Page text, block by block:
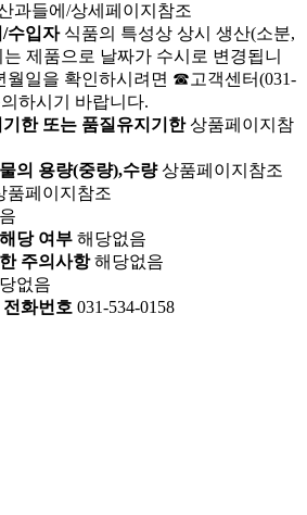
과들에/상세페이지참조
수입자 식품의 특성상 상시 생산(소분,
제품으로 날짜가 수시로 변경됩니
월일을 확인하시려면 ☎고객센터(031-
하시기 바랍니다.
한 또는 품질유지기한 상품페이지참
의 용량(중량),수량 상품페이지참조
품페이지참조
당 여부 해당없음
주의사항 해당없음
없음
화번호 031-534-0158